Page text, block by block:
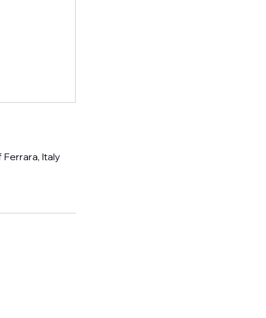
Ferrara, Italy